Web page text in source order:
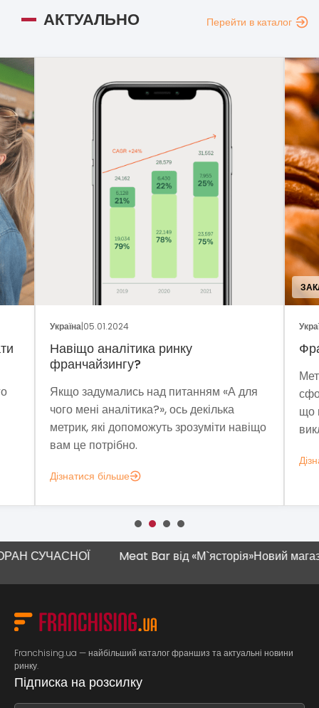
АКТУАЛЬНО Перейти в каталог
Україна|05.01.2024
Навіщо аналітика ринку
франчайзингу?
Якщо задумались над питанням «А для
чого мені аналітика?», ось декілька
метрик, які допоможуть зрозуміти навіщо
вам це потрібно.
Дізнатися більше
що
СУЧАСНОЇ Meat Bar від «М`ясторія»Новий
Franchising.ua — найбільший каталог франшиз та актуальні новини
ринку.
Підписка на розсилку